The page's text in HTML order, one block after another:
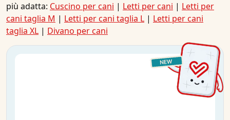
più adatta: Cuscino per cani | Letti per cani | Letti per
cani taglia M | Letti per cani taglia L | Letti per cani
taglia XL | Divano per cani